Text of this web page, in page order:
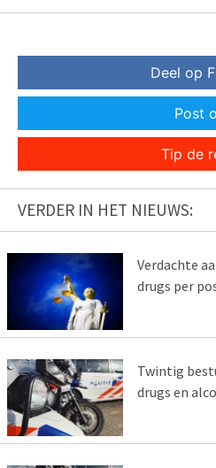
Deel op
Post
Tip de
VERDER IN HET NIEUWS:
Verdachte
drugs per
Twintig
drugs en